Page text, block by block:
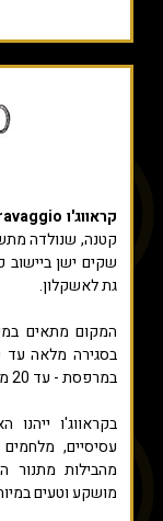
קראווג'ו Caravaggio כוכב מיכאל
שקים ישן ביישוב
גת לאשקלון.
המקום מתאים
במרפסת - עד 20 מוזמנים, לאירועים קטנים מוצלחים במיוחד.
בקראווג'ו
עסיסיים,
מהבילות מתנור
מושקע וטעים